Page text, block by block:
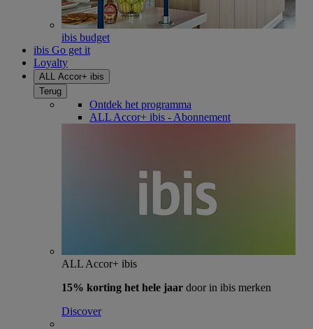
ibis budget
ibis Go get it
Loyalty
ALL Accor+ ibis
Terug
Ontdek het programma
ALL Accor+ ibis - Abonnement
ALL Accor+ ibis
15% korting het hele jaar door in ibis merken
Discover